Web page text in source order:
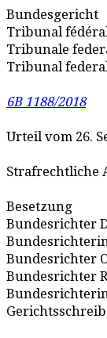
Bundesgericht
Tribunal
Tribunale
Tribunal
6B 1188/2018
Urteil vom 26.
Strafrechtliche
Besetzung
Bundesrichter
Bundesrichter
Bundesrichter